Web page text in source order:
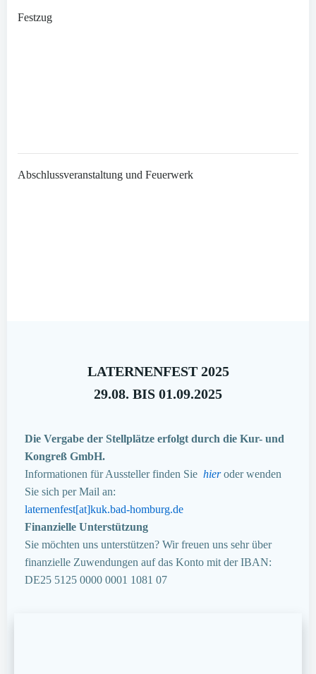
Festzug
Abschlussveranstaltung und Feuerwerk
LATERNENFEST 2025
29.08. BIS 01.09.2025
Die Vergabe der Stellplätze erfolgt durch die Kur- und
Kongreß GmbH.
Informationen für Aussteller finden Sie hieroder wenden
Sie sich per Mail an:
laternenfest[at]kuk.bad-homburg.de
Finanzielle Unterstützung
Sie möchten uns unterstützen? Wir freuen uns sehr über
finanzielle Zuwendungen auf das Konto mit der IBAN:
DE25 5125 0000 0001 1081 07